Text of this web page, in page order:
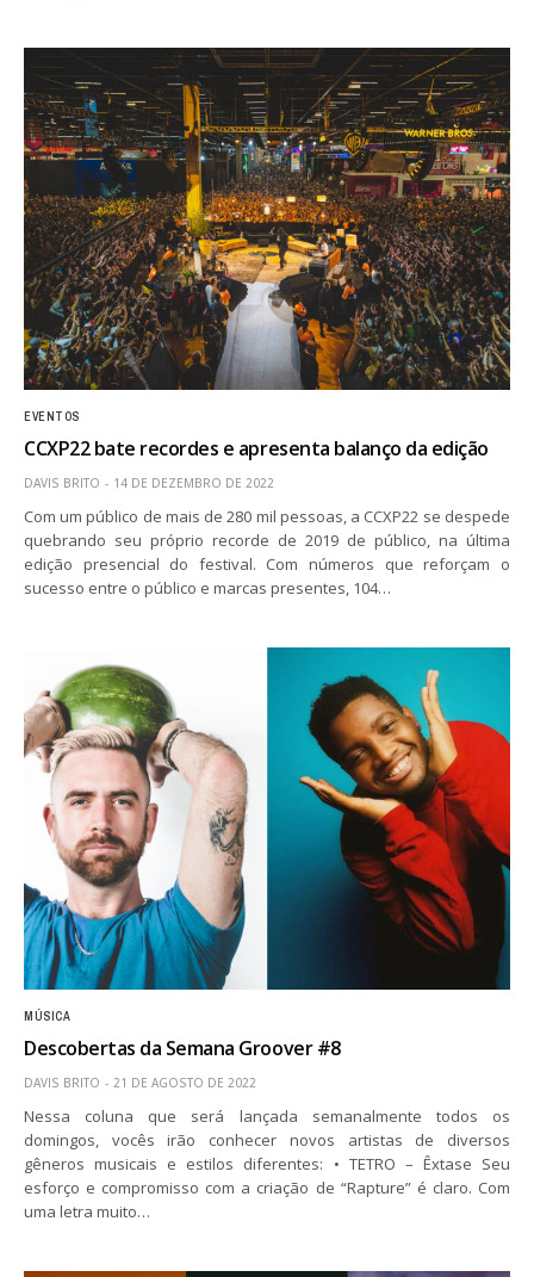
EVENTOS
CCXP22 bate recordes e apresenta balanço da edição
DAVIS BRITO 14 DE DEZEMBRO DE 2022
Com um público de mais de 280 mil pessoas, a CCXP22 se despede
quebrando seu próprio recorde de 2019 de público, na última
edição presencial do festival. Com números que reforçam o
sucesso entre o público e marcas presentes, 104…
MÚSICA
Descobertas da Semana Groover #8
DAVIS BRITO 21 DE AGOSTO DE 2022
Nessa coluna que será lançada semanalmente todos os
domingos, vocês irão conhecer novos artistas de diversos
gêneros musicais e estilos diferentes: • TETRO – Êxtase Seu
esforço e compromisso com a criação de “Rapture” é claro. Com
uma letra muito…